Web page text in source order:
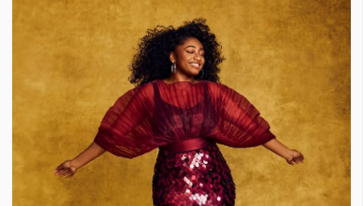
Wine&Dine
Подкасти
Dialogue
Изкуство
Красота
ЗА НАС
Условия за
ползване
За нас
Реклама
Политика за
поверителност
ModerenDom